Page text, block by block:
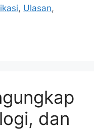
, Ulasan,
dan